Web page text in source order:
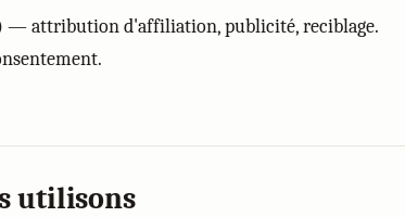
— attribution d'affiliation, publicité, reciblage.
utilisons